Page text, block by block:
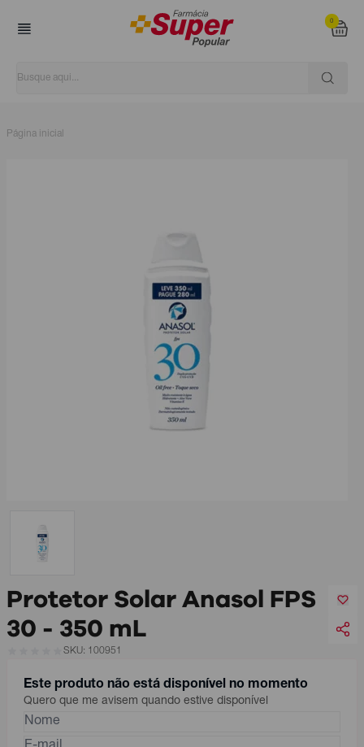
0
Página inicial
Protetor Solar Anasol FPS
30 - 350 mL
SKU: 100951
Este produto não está disponível no momento
Quero que me avisem quando estive disponível